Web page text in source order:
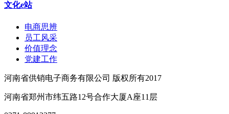
文化e站
电商思辨
员工风采
价值理念
党建工作
河南省供销电子商务有限公司 版权所有2017
河南省郑州市纬五路12号合作大厦A座11层